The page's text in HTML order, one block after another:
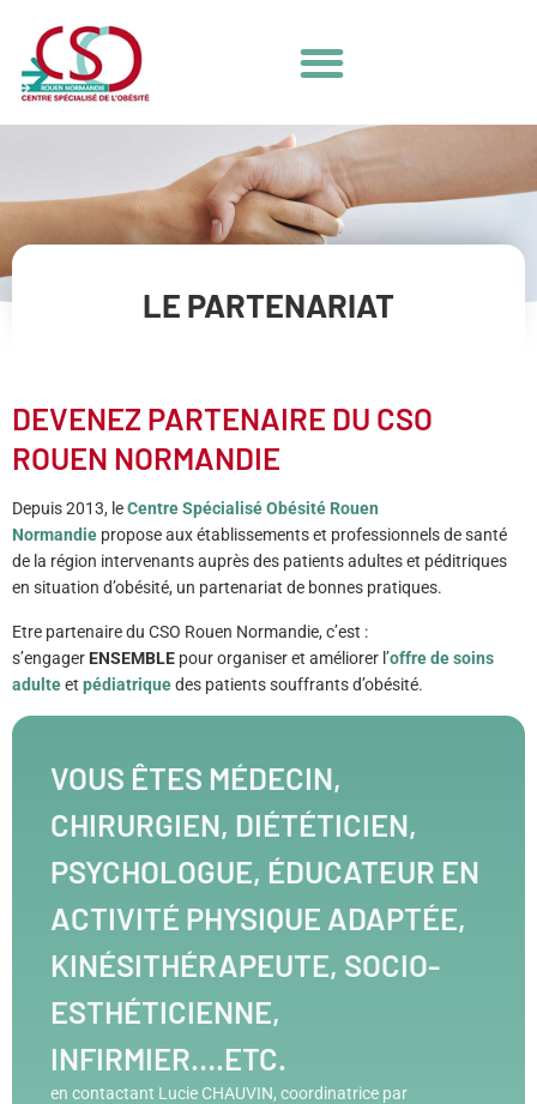
LE PARTENARIAT
DEVENEZ PARTENAIRE DU CSO
ROUEN NORMANDIE
Depuis 2013, leCentre Spécialisé Obésité Rouen
Normandie propose aux établissements et professionnels de santé
de la région intervenants auprès des patients adultes et péditriques
en situation d’obésité, un partenariat de bonnes pratiques.
Etre partenaire du CSO Rouen Normandie, c’est :
s’engager ENSEMBLE pour organiser et améliorer l’offre de soins
adulteet pédiatriquedes patients souffrants d’obésité.
VOUS ÊTES MÉDECIN,
CHIRURGIEN, DIÉTÉTICIEN,
PSYCHOLOGUE, ÉDUCATEUR EN
ACTIVITÉ PHYSIQUE ADAPTÉE,
KINÉSITHÉRAPEUTE, SOCIO-
ESTHÉTICIENNE,
INFIRMIER….ETC.
en contactant Lucie CHAUVIN, coordinatrice par